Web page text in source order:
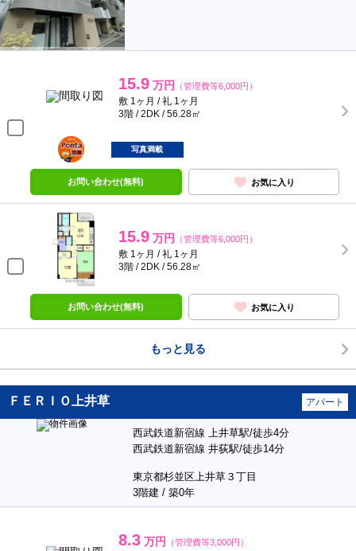
15.9 万円 （管理費等6,000円）
敷 1ヶ月 / 礼 1ヶ月
3階 / 2DK / 56.28㎡
ポンタ
部屋
写真満載
お問い合わせ(無料) お気に入り
15.9 万円 （管理費等6,000円）
敷 1ヶ月 / 礼 1ヶ月
3階 / 2DK / 56.28㎡
お問い合わせ(無料) お気に入り
もっと見る
ＦＥＲＩＯ上井草 アパート
西武鉄道新宿線 上井草駅/徒歩4分
西武鉄道新宿線 井荻駅/徒歩14分
東京都杉並区上井草３丁目
3階建 / 築0年
8.3 万円 （管理費等3,000円）